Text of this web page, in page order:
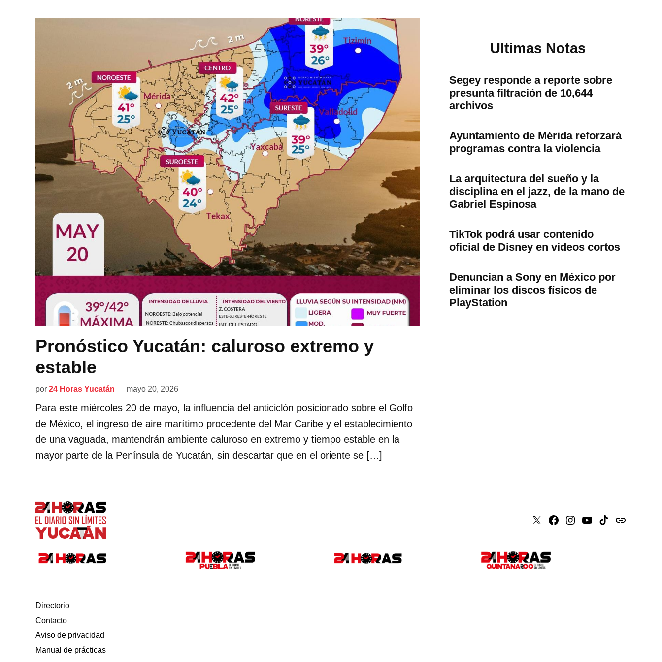
Pronóstico Yucatán: caluroso extremo y
estable
por 24 Horas Yucatán mayo 20, 2026
Para este miércoles 20 de mayo, la influencia del anticiclón posicionado sobre el Golfo
de México, el ingreso de aire marítimo procedente del Mar Caribe y el establecimiento
de una vaguada, mantendrán ambiente caluroso en extremo y tiempo estable en la
mayor parte de la Península de Yucatán, sin descartar que en el oriente se […]
Ultimas Notas
Segey responde a reporte sobre
presunta filtración de 10,644
archivos
Ayuntamiento de Mérida reforzará
programas contra la violencia
La arquitectura del sueño y la
disciplina en el jazz, de la mano de
Gabriel Espinosa
TikTok podrá usar contenido
oficial de Disney en videos cortos
Denuncian a Sony en México por
eliminar los discos físicos de
PlayStation
X Faceboook
Instagram
Youtube
Tiktokissuu
Directorio
Contacto
Aviso de privacidad
Manual de prácticas